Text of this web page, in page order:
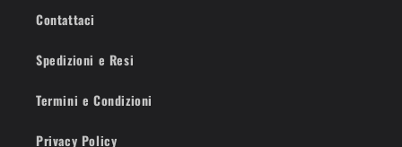
Contattaci
Spedizioni e Resi
Termini e Condizioni
Privacy Policy